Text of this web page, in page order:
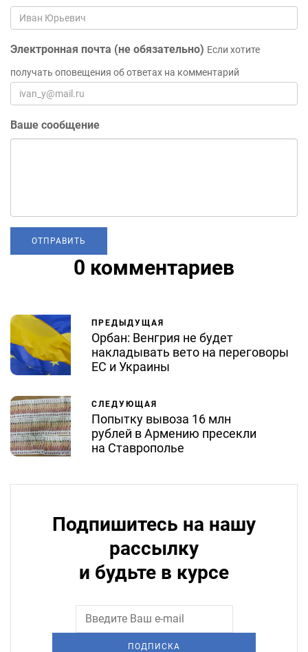
Электронная почта (не обязательно) Если хотите
получать оповещения об ответах на комментарий
Ваше сообщение
0 комментариев
ПРЕДЫДУЩАЯ
Орбан: Венгрия не будет
накладывать вето на переговоры
ЕС и Украины
СЛЕДУЮЩАЯ
Попытку вывоза 16 млн
рублей в Армению пресекли
на Ставрополье
Подпишитесь на нашу
рассылку
и будьте в курсе
ПОДПИСКА